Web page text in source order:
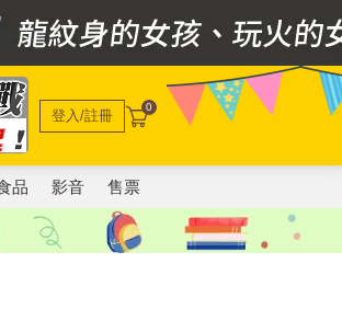
登入/註冊 0
品 影音 售票